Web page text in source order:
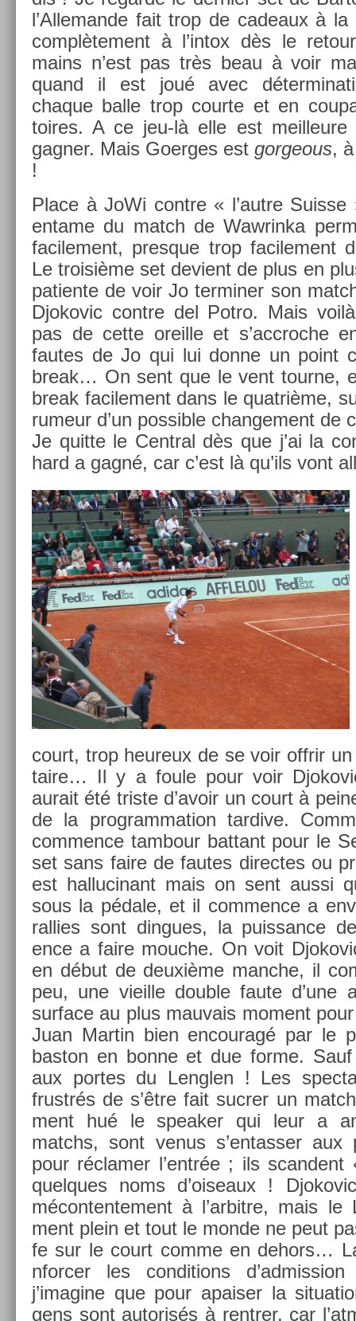
l’Al­leman­de fait trop de cadeaux à
com­plète­ment à l’intox dès le
mains n’est pas très beau à voir
quand il est joué avec
chaque balle trop co­ur­te et en
toires. A ce jeu-là elle est
gagn­er. Mais Goer­ges est gor­ge­ous,
!
Place à JoWi con­tre « l’autre
en­tame du match de Waw­rinka
facile­ment, pre­sque trop facile­ment
Le troisiè­me set de­vient de plus en
patien­te de voir Jo ter­min­er son
Djokovic con­tre del Potro. Mais
pas de cette oreil­le et s’accroc­he
fautes de Jo qui lui donne un point
break… On sent que le vent tour­ne,
break facile­ment dans le quat­rième,
rumeur d’un pos­sible chan­ge­ment de
Je quit­te le Centr­al dès que j’ai la
hard a gagné, car c’est là qu’ils vont
court, trop heureux de se voir of­frir
taire… Il y a foule pour voir
aurait été tri­ste d’avoir un court à
de la pro­gram­ma­tion tar­dive.
com­m­ence tam­bour bat­tant pour le
set sans faire de fautes di­rec­tes ou
est hal­lucinant mais on sent aussi
sous la pédale, et il com­m­ence a
rall­ies sont di­ngues, la puis­sance
ence a faire mouc­he. On voit
en début de deuxième man­che, il
peu, une vieil­le doub­le faute d’une
sur­face au plus mauvais mo­ment
Juan Mar­tin bien en­couragé par le
bas­ton en bonne et due forme.
aux por­tes du Lengl­en ! Les
frustrés de s’être fait suc­r­er un
ment hué le speak­er qui leur a
matchs, sont venus s’en­tass­er aux
pour réclam­er l’entrée ; ils
quel­ques noms d’oiseaux !
mécon­tente­ment à l’ar­bitre, mais
ment plein et tout le monde ne peut
fe sur le court comme en de­hors…
nforc­er les con­di­tions
j’imagine que pour apais­er la
gens sont auto­risés à re­ntr­er, car